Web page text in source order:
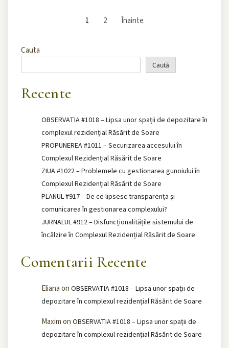
1 2 Înainte
Cauta
Caută
Recente
OBSERVATIA #1018 – Lipsa unor spații de depozitare în
complexul rezidențial Răsărit de Soare
PROPUNEREA #1011 – Securizarea accesului în
Complexul Rezidențial Răsărit de Soare
ZIUA #1022 – Problemele cu gestionarea gunoiului în
Complexul Rezidențial Răsărit de Soare
PLANUL #917 – De ce lipsesc transparența și
comunicarea în gestionarea complexului?
JURNALUL #912 – Disfuncționalitățile sistemului de
încălzire în Complexul Rezidențial Răsărit de Soare
Comentarii Recente
Elianaon OBSERVATIA #1018 – Lipsa unor spații de
depozitare în complexul rezidențial Răsărit de Soare
Maximon OBSERVATIA #1018 – Lipsa unor spații de
depozitare în complexul rezidențial Răsărit de Soare